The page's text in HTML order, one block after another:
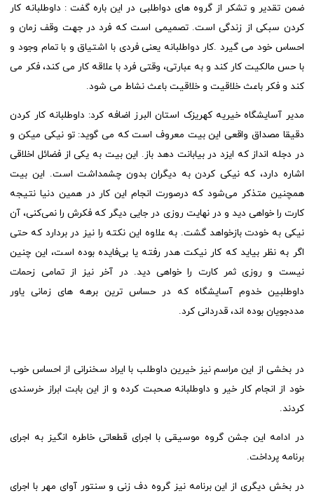
ضمن تقدیر و تشکر از گروه های دواطلبی در این باره گفت : داوطلبانه کار
کردن سبکی از زندگی است. تصمیمی است که فرد در جهت وقف زمان و
احساس خود می گیرد .کار دواطلبانه یعنی فردی با اشتیاق و با تمام وجود و
با حس مالکیت کار کند و به عبارتی، وقتی فرد با علاقه کار می کند، فکر می
کند و فکر باعث خلاقیت و خلاقیت باعث نشاط می شود.
مدیر آسایشگاه خیریه کهریزک استان البرز اضافه کرد: داوطلبانه کار کردن
دقیقا مصداق واقعی این بیت معروف است که می گوید: تو نیکی میکن و
در دجله انداز که ایزد در بیابانت دهد باز. این بیت به یکی از فضائل اخلاقی
اشاره دارد، که نیکی کردن به دیگران بدون چشمداشت است. این بیت
همچنین متذکر می‌شود که درصورت انجام این کار در همین دنیا نتیجه
کارت را خواهی دید و در نهایت روزی در جایی دیگر که فکرش را نمی‌کنی، آن
نیکی به خودت بازخواهد گشت. به علاوه این نکته را نیز در بردارد که حتی
اگر به نظر بیاید که کار نیکت هدر رفته یا بی‌فایده بوده است، این چنین
نیست و روزی ثمر کارت را خواهی دید. در آخر نیز از تمامی زحمات
داوطلبین خدوم آسایشگاه که در حساس ترین برهه های زمانی یاور
مددجویان بوده اند، قدردانی کرد.
در بخشی از این مراسم نیز خیرین داوطلب با ایراد سخنرانی از احساس خوب
خود از انجام کار خیر و داوطلبانه صحبت کرده و از این بابت ابراز خرسندی
کردند.
در ادامه این جشن گروه موسیقی با اجرای قطعاتی خاطره انگیز به اجرای
برنامه پرداخت.
در بخش دیگری از این برنامه نیز گروه دف زنی و سنتور آوای مهر با اجرای